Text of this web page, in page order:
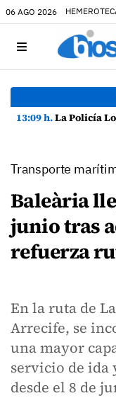
06 AGO 2026
13:09 h.La Policía Local de
Transporte
Baleària
junio tras
refuerza
En la ruta de
Arrecife, se
una mayor
servicio de ida
desde el 8 de